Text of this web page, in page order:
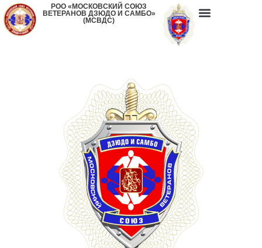
РОО «МОСКОВСКИЙ СОЮЗ
ВЕТЕРАНОВ ДЗЮДО И САМБО»
(МСВДС)